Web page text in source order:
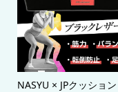
NASYU × JPクッション